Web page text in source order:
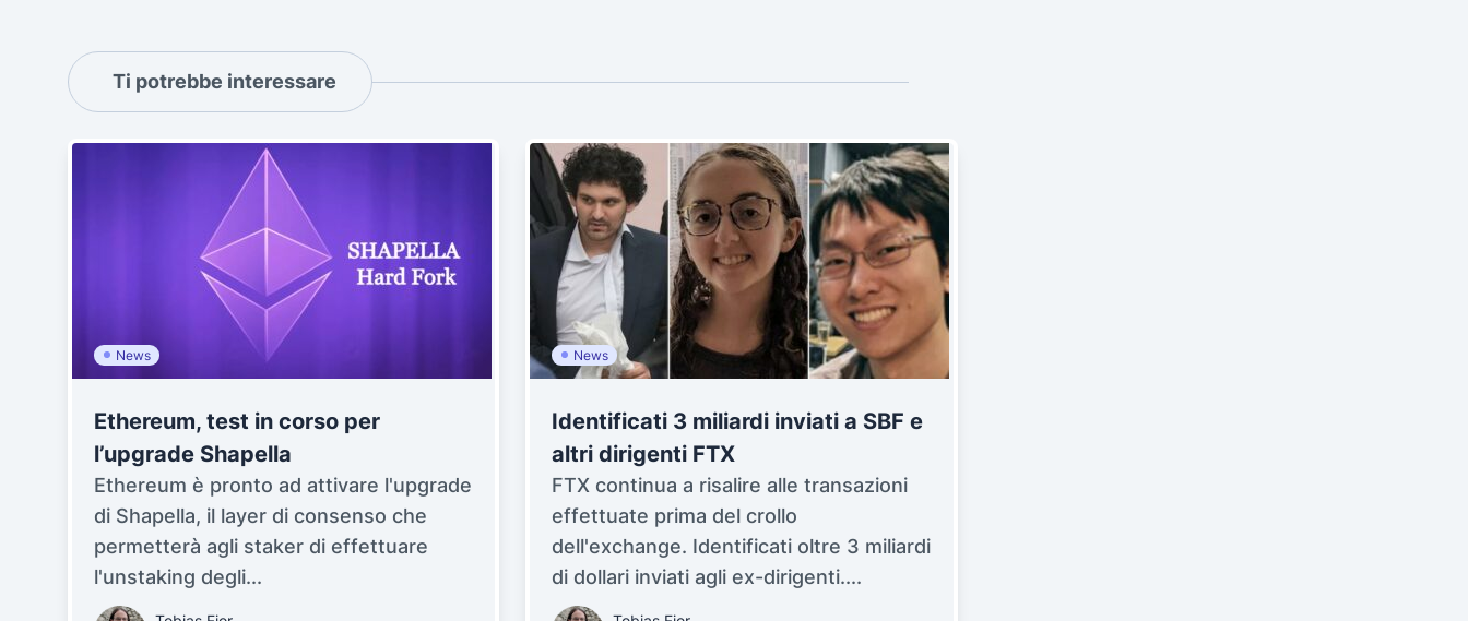
Ti potrebbe interessare
News
Ethereum, test in corso per
l’upgrade Shapella
Ethereum è pronto ad attivare l'upgrade
di Shapella, il layer di consenso che
permetterà agli staker di effettuare
l'unstaking degli...
News
Identificati 3 miliardi inviati a SBF e
altri dirigenti FTX
FTX continua a risalire alle transazioni
effettuate prima del crollo
dell'exchange. Identificati oltre 3 miliardi
di dollari inviati agli ex-dirigenti....